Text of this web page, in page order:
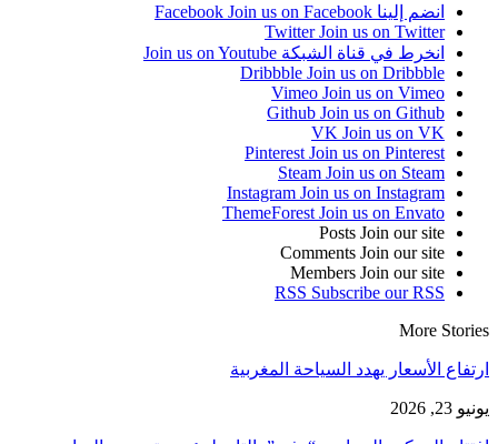
انضم إلينا Facebook Join us on Facebook
Twitter Join us on Twitter
انخرط في قناة الشبكة Join us on Youtube
Dribbble Join us on Dribbble
Vimeo Join us on Vimeo
Github Join us on Github
VK Join us on VK
Pinterest Join us on Pinterest
Steam Join us on Steam
Instagram Join us on Instagram
ThemeForest Join us on Envato
Posts Join our site
Comments Join our site
Members Join our site
RSS Subscribe our RSS
More Stories
ارتفاع الأسعار يهدد السياحة المغربية
يونيو 23, 2026